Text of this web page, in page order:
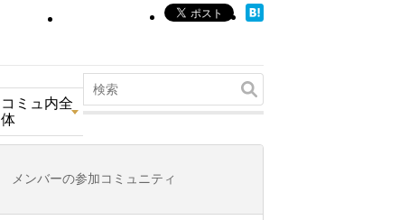
コミュ内全
体
メンバーの参加コミュニティ